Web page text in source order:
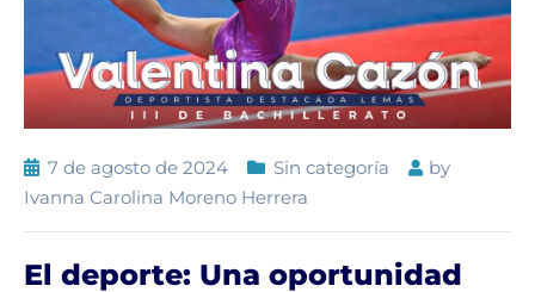
7 de agosto de 2024 Sin categoría
by
Ivanna Carolina Moreno Herrera
El deporte: Una oportunidad